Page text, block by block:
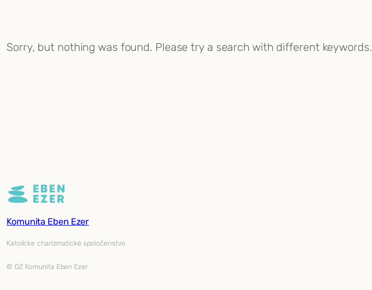
Sorry, but nothing was found. Please try a search with different keywords.
Komunita Eben Ezer
Katolícke charizmatické spoločenstvo
© OZ Komunita Eben Ezer